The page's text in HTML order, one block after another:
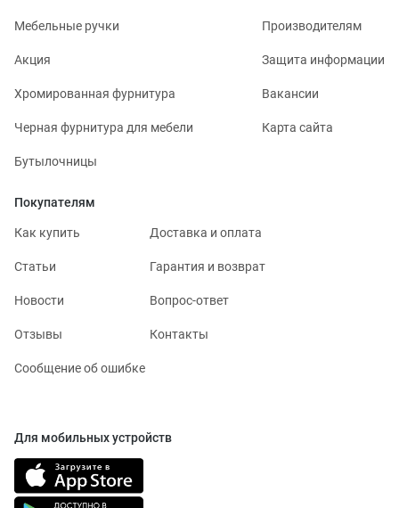
Мебельные ручки
Акция
Хромированная фурнитура
Черная фурнитура для мебели
Бутылочницы
Производителям
Защита информации
Вакансии
Карта сайта
Покупателям
Как купить Доставка и оплата
Статьи Гарантия и возврат
Новости Вопрос-ответ
Отзывы Контакты
Сообщение об ошибке
Для мобильных устройств